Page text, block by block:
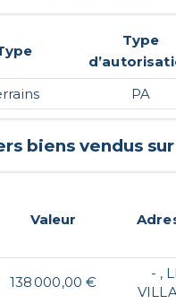
Type
PA
biens vendus
Valeur
138 000,00 €
- ,